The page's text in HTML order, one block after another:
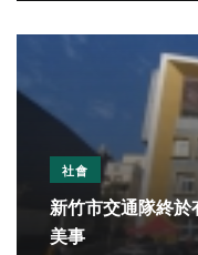
社會
新竹市交通隊終於有自己的家
美事